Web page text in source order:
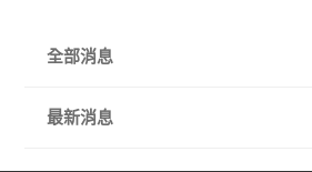
全部消息
最新消息